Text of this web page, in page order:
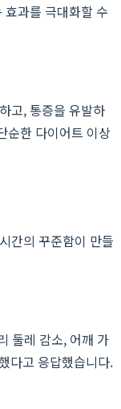
과를 극대화할 수
고, 통증을 유발하
순한 다이어트 이상
간의 꾸준함이 만들
둘레 감소, 어깨 가
다고 응답했습니다.